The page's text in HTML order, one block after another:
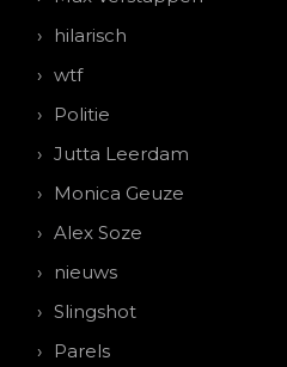
hilarisch
wtf
Politie
Jutta Leerdam
Monica Geuze
Alex Soze
nieuws
Slingshot
Parels